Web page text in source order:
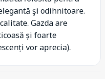
şi odihnitoare.
Gazda are
și foarte
vor aprecia).